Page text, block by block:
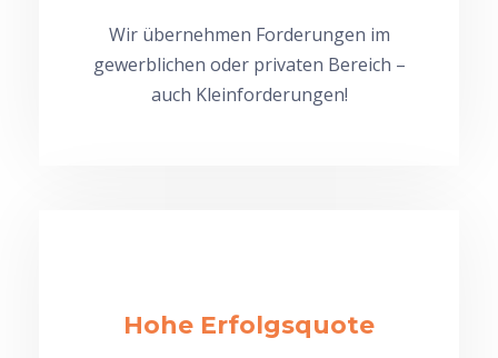
Wir übernehmen Forderungen im
gewerblichen oder privaten Bereich –
auch Kleinforderungen!
Hohe Erfolgsquote